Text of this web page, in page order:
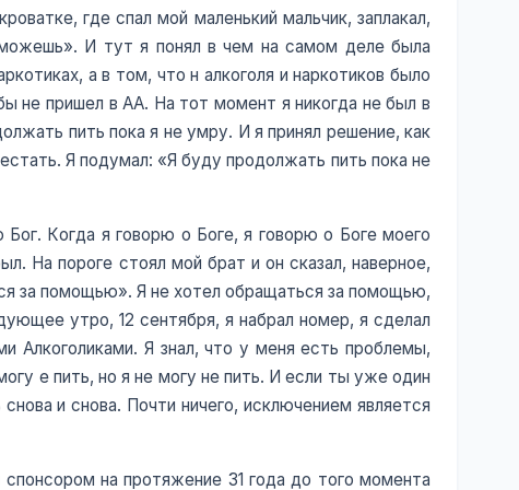
где спал мой маленький мальчик, заплакал,
И тут я понял в чем на самом деле была
а в том, что н алкоголя и наркотиков было
не пришел в АА. На тот момент я никогда не был в
пить пока я не умру. И я принял решение, как
Я подумал: «Я буду продолжать пить пока не
Когда я говорю о Боге, я говорю о Боге моего
На пороге стоял мой брат и он сказал, наверное,
за помощью». Я не хотел обращаться за помощью,
утро, 12 сентября, я набрал номер, я сделал
Алкоголиками. Я знал, что у меня есть проблемы,
е пить, но я не могу не пить. И если ты уже один
и снова. Почти ничего, исключением является
на протяжение 31 года до того момента